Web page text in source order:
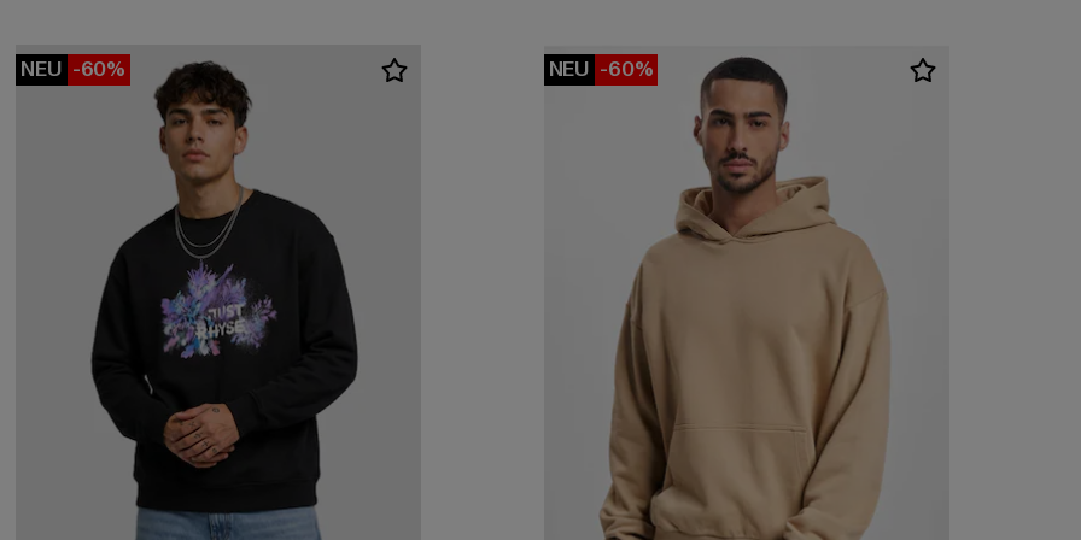
NEU -60% NEU -60%